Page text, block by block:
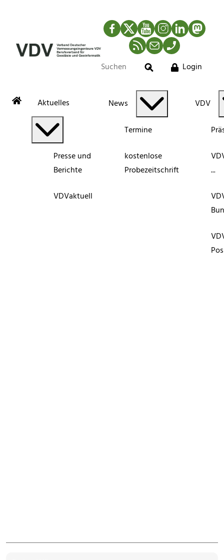
Facebook
TwitterYouTubeInstagram
LinkedIn
RSS-Newsfeed
MailTelefon
Suche
Login
Aktuelles
Presse und
Berichte
VDVaktuell
News
Termine
kostenlose
Probezeitschrift
VDV
...